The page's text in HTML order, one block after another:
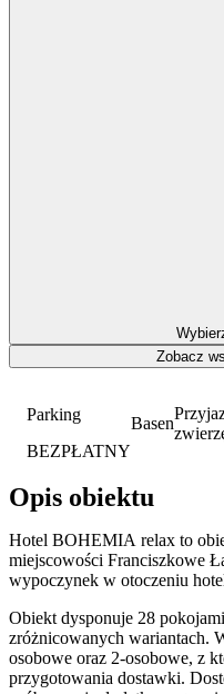
Parking
BEZPŁATNY
Basen
Opis obiektu
Hotel BOHEMIA relax to
miejscowości Franciszkowe
wypoczynek w otoczeniu
Obiekt dysponuje 28
zróżnicowanych wariantach.
osobowe oraz 2-osobowe, z
przygotowania dostawki.
Zobacz